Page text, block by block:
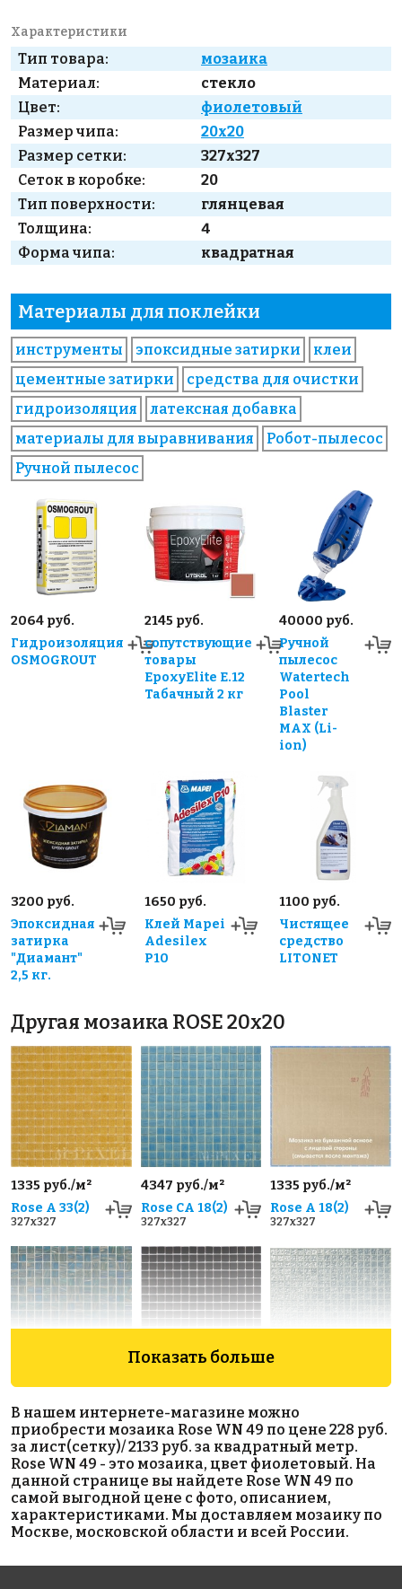
Характеристики
Тип товара:
мозаика
Материал:
стекло
Цвет:
фиолетовый
Размер чипа:
20x20
Размер сетки:
327x327
Сеток в коробке:
20
Тип поверхности:
глянцевая
Толщина:
4
Форма чипа:
квадратная
Материалы для поклейки
инструменты эпоксидные затирки
клеи
цементные затирки
средства для очистки
гидроизоляция
латексная добавка
материалы для выравнивания
Робот-пылесос
Ручной пылесос
2064 руб.
Гидроизоляция
OSMOGROUT
2145 руб.
сопутствующие
товары
EpoxyElite E.12
Табачный 2 кг
40000 руб.
Ручной
пылесос
Watertech
Pool
Blaster
MAX (Li-
ion)
3200 руб.
Эпоксидная
затирка
"Диамант"
2,5 кг.
1650 руб.
Клей Mapei
Adesilex
P10
1100 руб.
Чистящее
средство
LITONET
Другая мозаика ROSE 20x20
1335 руб./м²
Rose A 33(2)
327x327
4347 руб./м²
Rose CA 18(2)
327x327
1335 руб./м²
Rose A 18(2)
327x327
4795 руб./м²
Rose GA 75(1)
327x327
1807 руб./м²
Rose A 49
327x327
3883 руб./м²
Golden Effect
JN02-20
327x327
Показать больше
В нашем интернете-магазине можно
приобрести мозаика Rose WN 49 по цене 228 руб.
за лист(сетку)/ 2133 руб. за квадратный метр.
Rose WN 49 - это мозаика, цвет фиолетовый. На
данной странице вы найдете Rose WN 49 по
самой выгодной цене с фото, описанием,
характеристиками. Мы доставляем мозаику по
Москве, московской области и всей России.